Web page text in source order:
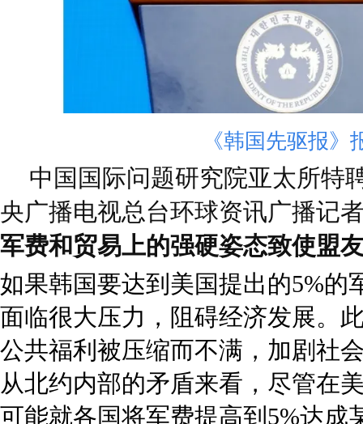
《韩国先驱报》
中国国际问题研究院亚太所特
央广播电视总台环球资讯广播记
军费和贸易上的强硬姿态致使盟
如果韩国要达到美国提出的5%的
面临很大压力，阻碍经济发展。
公共福利被压缩而不满，加剧社
从北约内部的矛盾来看，尽管在
可能就各国将军费提高到5%达成